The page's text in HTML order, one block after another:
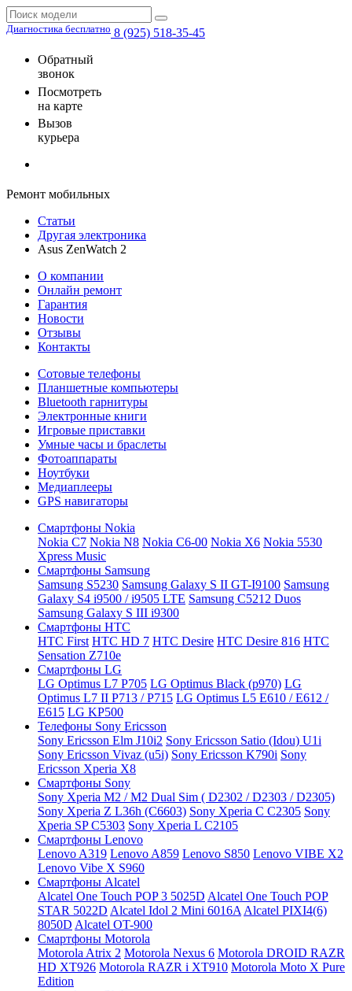
Диагностика бесплатно 8 (925) 518-35-45
Обратный
звонок
Посмотреть
на карте
Вызов
курьера
Ремонт мобильных
Статьи
Другая электроника
Asus ZenWatch 2
О компании
Онлайн ремонт
Гарантия
Новости
Отзывы
Контакты
Сотовые телефоны
Планшетные компьютеры
Bluetooth гарнитуры
Электронные книги
Игровые приставки
Умные часы и браслеты
Фотоаппараты
Ноутбуки
Медиаплееры
GPS навигаторы
Смартфоны Nokia
Nokia C7 Nokia N8 Nokia C6-00 Nokia X6 Nokia 5530
Xpress Music
Смартфоны Samsung
Samsung S5230 Samsung Galaxy S II GT-I9100 Samsung
Galaxy S4 i9500 / i9505 LTE Samsung C5212 Duos
Samsung Galaxy S III i9300
Смартфоны HTC
HTC First HTC HD 7 HTC Desire HTC Desire 816 HТС
Sensation Z710e
Смартфоны LG
LG Optimus L7 P705 LG Optimus Black (p970) LG
Optimus L7 II P713 / P715 LG Optimus L5 E610 / E612 /
E615 LG KP500
Телефоны Sony Ericsson
Sony Ericsson Elm J10i2 Sony Ericsson Satio (Idou) U1i
Sony Ericsson Vivaz (u5i) Sony Ericsson K790i Sony
Ericsson Xperia X8
Смартфоны Sony
Sony Xperia M2 / M2 Dual Sim ( D2302 / D2303 / D2305)
Sony Xperia Z L36h (C6603) Sony Xperia C C2305 Sony
Xperia SP C5303 Sony Xperia L C2105
Смартфоны Lenovo
Lenovo A319 Lenovo A859 Lenovo S850 Lenovo VIBE X2
Lenovo Vibe X S960
Смартфоны Alcatel
Alcatel One Touch POP 3 5025D Alcatel One Touch POP
STAR 5022D Alcatel Idol 2 Mini 6016A Alcatel PIXI4(6)
8050D Alcatel OT-900
Смартфоны Motorola
Motorola Atrix 2 Motorola Nexus 6 Motorola DROID RAZR
HD XT926 Motorola RAZR i XT910 Motorola Moto X Pure
Edition